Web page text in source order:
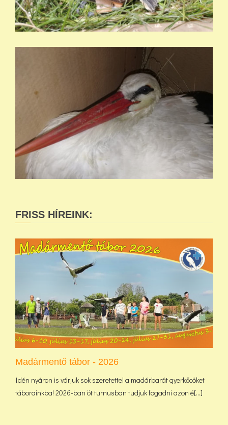
FRISS HÍREINK:
Madármentő tábor - 2026
Idén nyáron is várjuk sok szeretettel a madárbarát gyerkőcöket
táborainkba! 2026-ban öt turnusban tudjuk fogadni azon é[...]